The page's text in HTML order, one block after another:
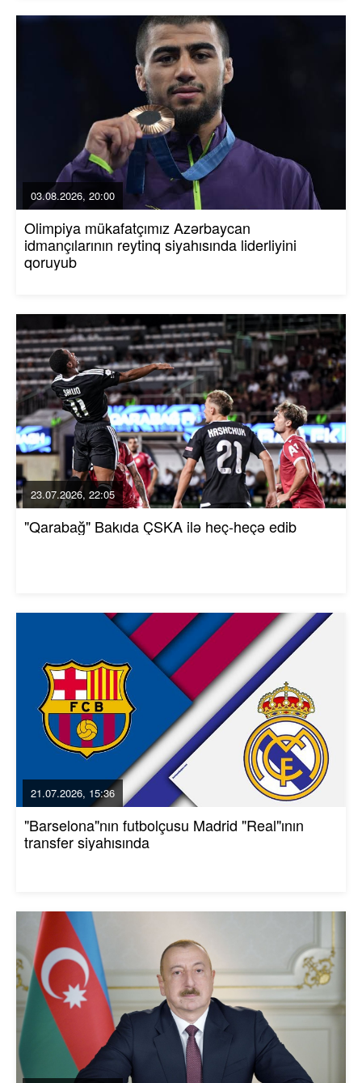
03.08.2026, 20:00
Olimpiya mükafatçımız Azərbaycan
idmançılarının reytinq siyahısında liderliyini
qoruyub
23.07.2026, 22:05
"Qarabağ" Bakıda ÇSKA ilə heç-heçə edib
21.07.2026, 15:36
"Barselona"nın futbolçusu Madrid "Real"ının
transfer siyahısında